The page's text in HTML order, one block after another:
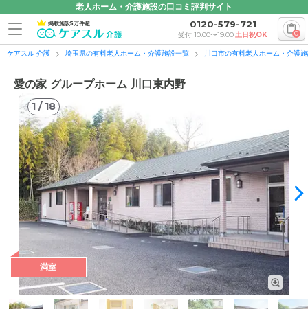
老人ホーム・介護施設の口コミ評判サイト
掲載施設5万件超 0120-579-721
受付 10:00〜19:00土日祝OK 0
ケアスル 介護 埼玉県の有料老人ホーム・介護施設一覧 川口市の有料老人ホーム・介護
愛の家 グループホーム 川口東内野
1 / 18
1/18
満室